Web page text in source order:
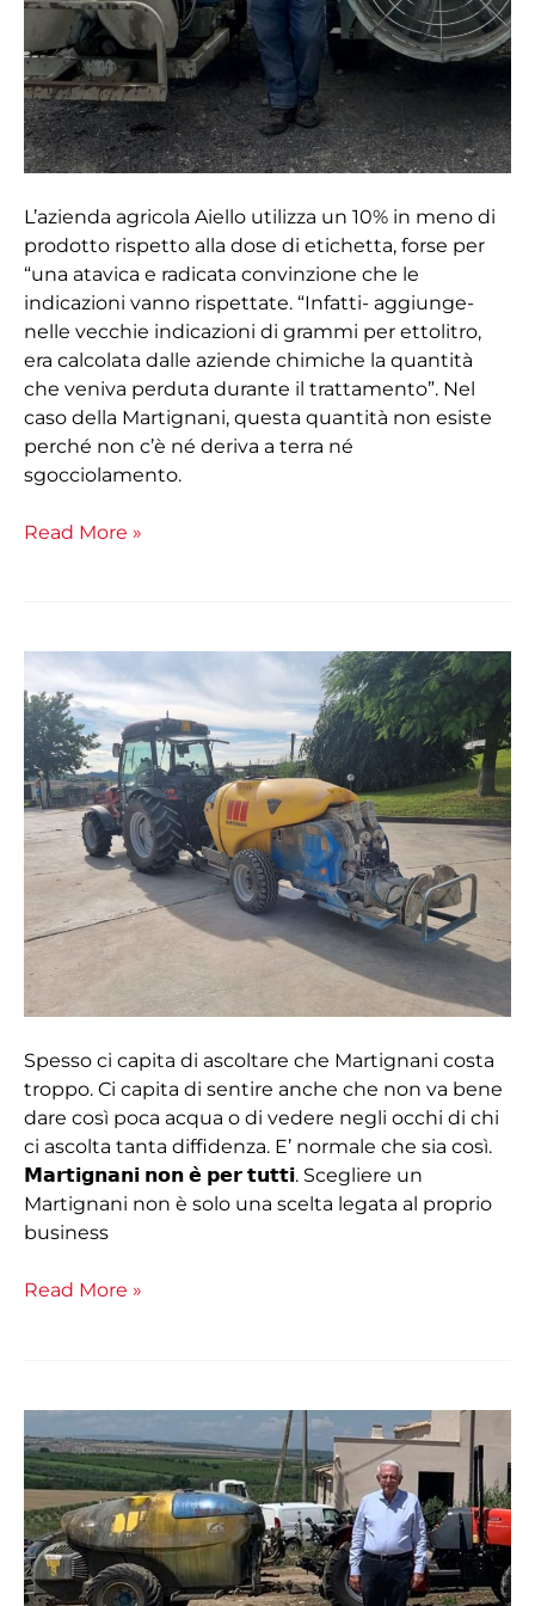
L’azienda agricola Aiello utilizza un 10% in meno di
prodotto rispetto alla dose di etichetta, forse per
“una atavica e radicata convinzione che le
indicazioni vanno rispettate. “Infatti- aggiunge-
nelle vecchie indicazioni di grammi per ettolitro,
era calcolata dalle aziende chimiche la quantità
che veniva perduta durante il trattamento”. Nel
caso della Martignani, questa quantità non esiste
perché non c’è né deriva a terra né
sgocciolamento.
acqua”.
Read More »
Spesso ci capita di ascoltare che Martignani costa
troppo. Ci capita di sentire anche che non va bene
dare così poca acqua o di vedere negli occhi di chi
ci ascolta tanta diffidenza. E’ normale che sia così.
𝗠𝗮𝗿𝘁𝗶𝗴𝗻𝗮𝗻𝗶 𝗻𝗼𝗻 𝗲̀ 𝗽𝗲𝗿 𝘁𝘂𝘁𝘁𝗶. Scegliere un
Martignani non è solo una scelta legata al proprio
business
Martignani
non
è
per
tutti
Read More »
Ferrara:
“In
8
ore
tratto
30